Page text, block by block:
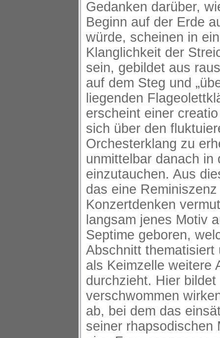
Gedanken darüber,
Beginn auf der Erde
würde, scheinen in
Klanglichkeit der
sein, gebildet aus
auf dem Steg und
liegenden
erscheint einer
sich über den
Orchesterklang zu
unmittelbar danach in
einzutauchen. Aus
das eine
Konzertdenken
langsam jenes Motiv
Septime geboren,
Abschnitt thematisiert
als Keimzelle weitere
durchzieht. Hier bildet
verschwommen
ab, bei dem das
seiner rhapsodischen